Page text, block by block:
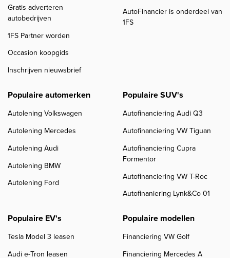
Gratis adverteren
autobedrijven
1FS Partner worden
Occasion koopgids
Inschrijven nieuwsbrief
AutoFinancier is onderdeel van
1FS
Populaire automerken
Autolening Volkswagen
Autolening Mercedes
Autolening Audi
Autolening BMW
Autolening Ford
Populaire SUV's
Autofinanciering Audi Q3
Autofinanciering VW Tiguan
Autofinanciering Cupra
Formentor
Autofinanciering VW T-Roc
Autofinaniering Lynk&Co 01
Populaire EV's
Tesla Model 3 leasen
Audi e-Tron leasen
Populaire modellen
Financiering VW Golf
Financiering Mercedes A